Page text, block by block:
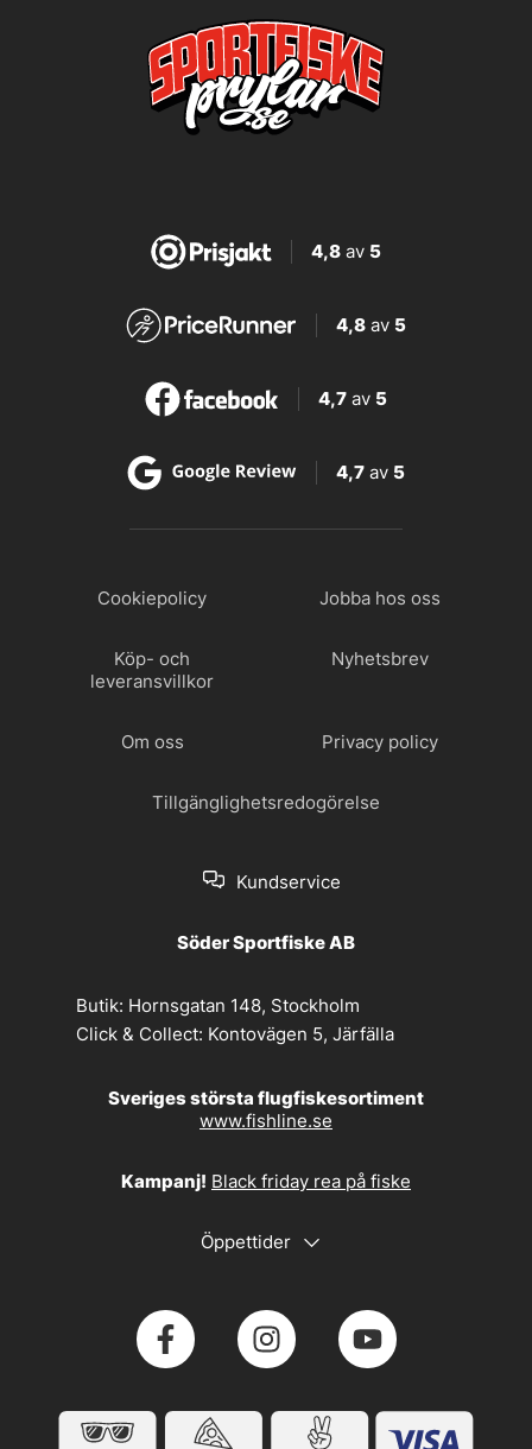
4,8av 5
4,8 av 5
4,7 av 5
4,7 av 5
Cookiepolicy Jobba hos oss
Köp- och
leveransvillkor
Nyhetsbrev
Om oss Privacy policy
Tillgänglighetsredogörelse
Kundservice
Söder Sportfiske AB
Butik: Hornsgatan 148, Stockholm
Click & Collect: Kontovägen 5, Järfälla
Sveriges största flugfiskesortiment
www.fishline.se
Kampanj! Black friday rea på fiske
Öppettider